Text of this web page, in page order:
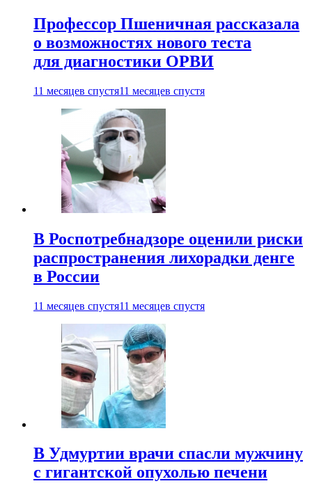
Профессор Пшеничная рассказала
о возможностях нового теста
для диагностики ОРВИ
11 месяцев спустя11 месяцев спустя
В Роспотребнадзоре оценили риски
распространения лихорадки денге
в России
11 месяцев спустя11 месяцев спустя
В Удмуртии врачи спасли мужчину
с гигантской опухолью печени